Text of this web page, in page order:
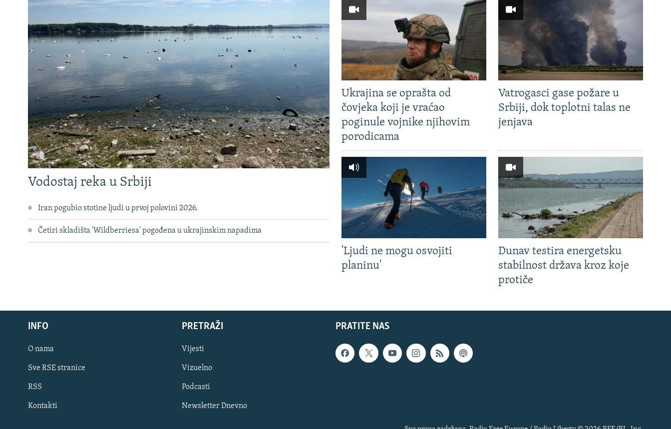
Vodostaj reka u Srbiji
Iran pogubio stotine ljudi u prvoj polovini 2026.
Četiri skladišta 'Wildberriesa' pogođena u ukrajinskim napadima
Ukrajina se oprašta od
čovjeka koji je vraćao
poginule vojnike njihovim
porodicama
Vatrogasci gase požare u
Srbiji, dok toplotni talas ne
jenjava
'Ljudi ne mogu osvojiti
planinu'
Dunav testira energetsku
stabilnost država kroz koje
protiče
PRATITE NAS
INFO
O nama
Sve RSE stranice
RSS
Kontakti
PRETRAŽI
Vijesti
Vizuelno
Podcasti
Newsletter Dnevno